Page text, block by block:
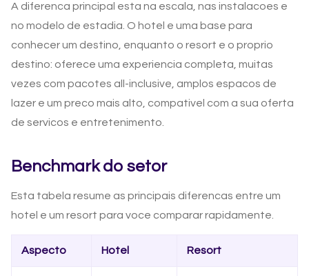
A diferenca principal esta na escala, nas instalacoes e
no modelo de estadia. O hotel e uma base para
conhecer um destino, enquanto o resort e o proprio
destino: oferece uma experiencia completa, muitas
vezes com pacotes all-inclusive, amplos espacos de
lazer e um preco mais alto, compativel com a sua oferta
de servicos e entretenimento.
Benchmark do setor
Esta tabela resume as principais diferencas entre um
hotel e um resort para voce comparar rapidamente.
Aspecto Hotel Resort